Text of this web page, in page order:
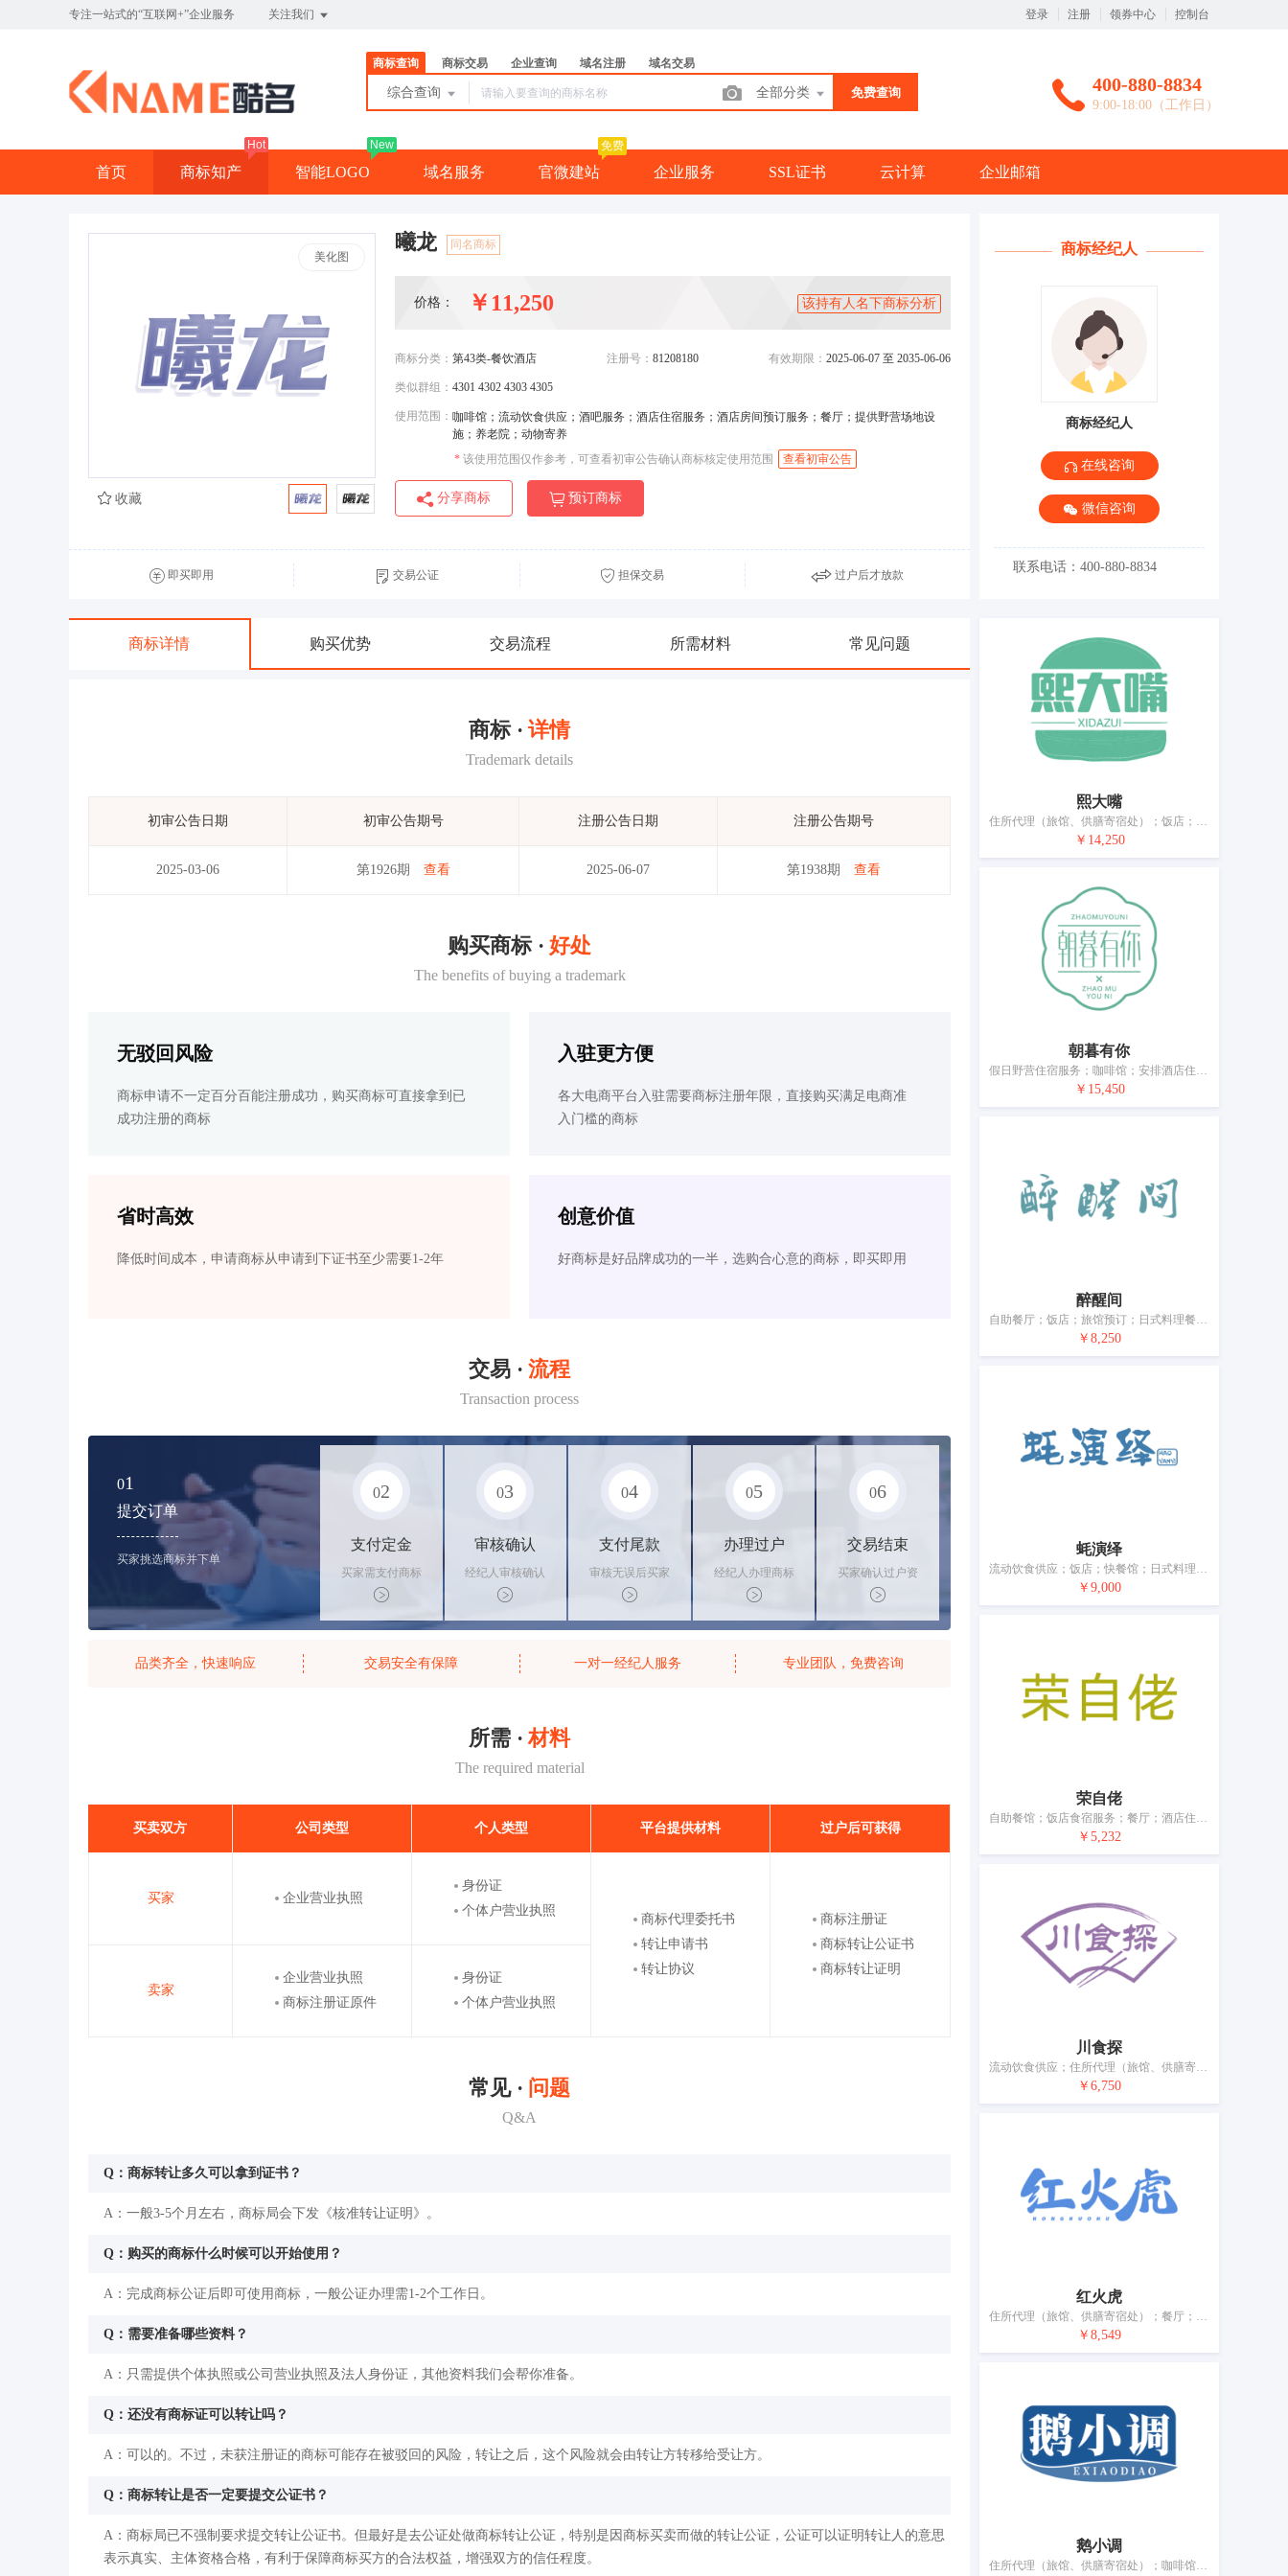
专注一站式的“互联网+”企业服务 关注我们 登录 注册 领券中心 控制台
商标查询 商标交易 企业查询 域名注册 域名交易
综合查询 全部分类 免费查询 400-880-8834
9:00-18:00（工作日）
首页 商标知产
Hot
智能LOGO
New
域名服务 官微建站
免费
企业服务 SSL证书 云计算 企业邮箱
美化图
曦龙 同名商标
价格： ￥11,250 该持有人名下商标分析
商标分类： 第43类-餐饮酒店 注册号： 81208180 有效期限： 2025-06-07 至 2035-06-06
类似群组： 4301 4302 4303 4305
使用范围： 咖啡馆；流动饮食供应；酒吧服务；酒店住宿服务；酒店房间预订服务；餐厅；提供野营场地设
施；养老院；动物寄养
* 该使用范围仅作参考，可查看初审公告确认商标核定使用范围 查看初审公告
分享商标 预订商标
收藏
即买即用 交易公证 担保交易 过户后才放款
商标详情 购买优势 交易流程 所需材料 常见问题
商标 · 详情
Trademark details
初审公告日期 初审公告期号 注册公告日期 注册公告期号
2025-03-06 第1926期 查看 2025-06-07 第1938期 查看
购买商标 · 好处
The benefits of buying a trademark
无驳回风险
商标申请不一定百分百能注册成功，购买商标可直接拿到已
成功注册的商标
入驻更方便
各大电商平台入驻需要商标注册年限，直接购买满足电商准
入门槛的商标
省时高效
降低时间成本，申请商标从申请到下证书至少需要1-2年
创意价值
好商标是好品牌成功的一半，选购合心意的商标，即买即用
交易 · 流程
Transaction process
01
提交订单
买家挑选商标并下单
02
支付定金
买家需支付商标
标价的10%的购
买订金
03
审核确认
经纪人审核确认
商标状态
04
支付尾款
审核无误后买家
支付尾款，卖家
办理相关手续
05
办理过户
经纪人办理商标
转让手续，交付
相关证书
06
交易结束
买家确认过户资
料后，平台解冻
资金支付卖家
品类齐全，快速响应 交易安全有保障 一对一经纪人服务 专业团队，免费咨询
所需 · 材料
The required material
买卖双方 公司类型 个人类型 平台提供材料 过户后可获得
买家 企业营业执照
身份证
个体户营业执照
商标代理委托书
转让申请书
转让协议
商标注册证
商标转让公证书
商标转让证明
卖家
企业营业执照
商标注册证原件
身份证
个体户营业执照
常见 · 问题
Q&A
Q：商标转让多久可以拿到证书？
A：一般3-5个月左右，商标局会下发《核准转让证明》。
Q：购买的商标什么时候可以开始使用？
A：完成商标公证后即可使用商标，一般公证办理需1-2个工作日。
Q：需要准备哪些资料？
A：只需提供个体执照或公司营业执照及法人身份证，其他资料我们会帮你准备。
Q：还没有商标证可以转让吗？
A：可以的。不过，未获注册证的商标可能存在被驳回的风险，转让之后，这个风险就会由转让方转移给受让方。
Q：商标转让是否一定要提交公证书？
A：商标局已不强制要求提交转让公证书。但最好是去公证处做商标转让公证，特别是因商标买卖而做的转让公证，公证可以证明转让人的意思
表示真实、主体资格合格，有利于保障商标买方的合法权益，增强双方的信任程度。
商标经纪人
商标经纪人
在线咨询
微信咨询
联系电话：400-880-8834
熙大嘴
住所代理（旅馆、供膳寄宿处）；饭店；咖啡馆；餐厅；酒吧服务；茶馆；养老院；日间托儿所（看孩子）；动物寄养；家具出租
￥14,250
朝暮有你
假日野营住宿服务；咖啡馆；安排酒店住宿；提供临时住宿；自助餐厅；通过互联网预订临时住宿处；酒吧服务；酒店住宿服务；提供野营场地设施；烹饪设备出租
￥15,450
醉醒间
自助餐厅；饭店；旅馆预订；日式料理餐厅；咖啡馆；茶馆；酒吧服务；餐厅；旅游房屋出租；养老院
￥8,250
蚝演绎
流动饮食供应；饭店；快餐馆；日式料理餐厅；咖啡馆；茶馆；酒吧服务；餐厅；养老院；日间托儿所（看孩子）
￥9,000
荣自佬
自助餐馆；饭店食宿服务；餐厅；酒店住宿服务；提供野营场地设施；养老院；日间托儿所（看孩子）；动物收容服务；出租椅子、桌子、桌布和玻璃器皿；餐具出租
￥5,232
川食探
流动饮食供应；住所代理（旅馆、供膳寄宿处）；饭店；咖啡馆；汽车旅馆；假日野营住宿服务；餐馆；酒吧服务；养老院；烹饪设备出租
￥6,750
红火虎
住所代理（旅馆、供膳寄宿处）；餐厅；咖啡馆；外卖餐厅服务；酒吧服务；流动饮食供应；自助餐馆；茶馆；活动房屋出租；出租椅子、桌子、桌布和玻璃器皿
￥8,549
鹅小调
住所代理（旅馆、供膳寄宿处）；咖啡馆；茶馆；酒吧服务；餐馆；提供野营场地设施；养老院；日间托儿所（看孩子）；动物寄养；出租椅子、桌子、桌布和玻璃器皿